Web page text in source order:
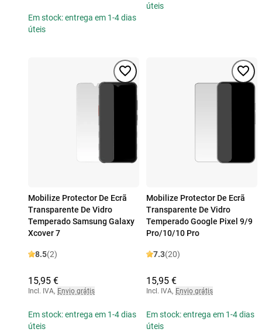
Em stock: entrega em 1-4 dias
úteis
úteis
Mobilize Protector De Ecrã
Transparente De Vidro
Temperado Samsung Galaxy
Xcover 7
8.5(2)
15,95 €
Incl. IVA, Envio grátis
Em stock: entrega em 1-4 dias
úteis
Mobilize Protector De Ecrã
Transparente De Vidro
Temperado Google Pixel 9/9
Pro/10/10 Pro
7.3(20)
15,95 €
Incl. IVA, Envio grátis
Em stock: entrega em 1-4 dias
úteis